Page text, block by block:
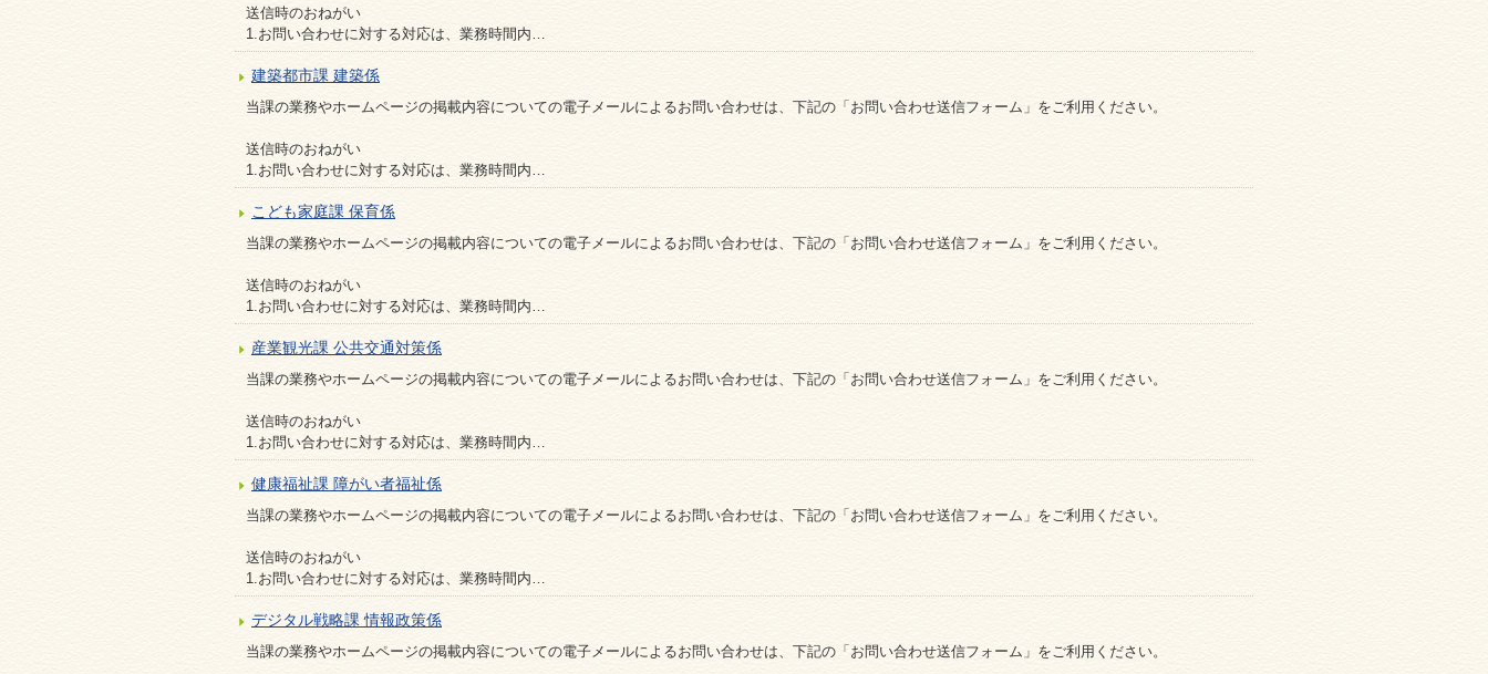
送信時のおねがい
1.お問い合わせに対する対応は、業務時間内…
建築都市課 建築係
当課の業務やホームページの掲載内容についての電子メールによるお問い合わせは、下記の「お問い合わせ送信フォーム」をご利用ください。
送信時のおねがい
1.お問い合わせに対する対応は、業務時間内…
こども家庭課 保育係
当課の業務やホームページの掲載内容についての電子メールによるお問い合わせは、下記の「お問い合わせ送信フォーム」をご利用ください。
送信時のおねがい
1.お問い合わせに対する対応は、業務時間内…
産業観光課 公共交通対策係
当課の業務やホームページの掲載内容についての電子メールによるお問い合わせは、下記の「お問い合わせ送信フォーム」をご利用ください。
送信時のおねがい
1.お問い合わせに対する対応は、業務時間内…
健康福祉課 障がい者福祉係
当課の業務やホームページの掲載内容についての電子メールによるお問い合わせは、下記の「お問い合わせ送信フォーム」をご利用ください。
送信時のおねがい
1.お問い合わせに対する対応は、業務時間内…
デジタル戦略課 情報政策係
当課の業務やホームページの掲載内容についての電子メールによるお問い合わせは、下記の「お問い合わせ送信フォーム」をご利用ください。